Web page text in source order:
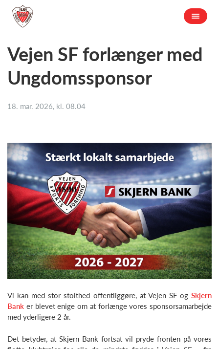
Vejen SF forlænger med
Ungdomssponsor
18. mar. 2026, kl. 08.04
Vi kan med stor stolthed offentliggøre, at Vejen SF og Skjern
Bank er blevet enige om at forlænge vores sponsorsamarbejde
med yderligere 2 år.
Det betyder, at Skjern Bank fortsat vil pryde fronten på vores